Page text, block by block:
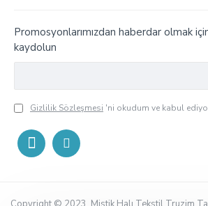
Promosyonlarımızdan haberdar olmak
kaydolun
Gizlilik Sözleşmesi 'ni okudum ve kabul